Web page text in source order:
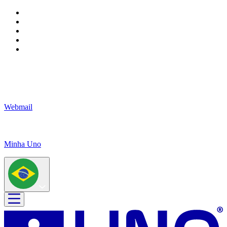
Webmail
Minha Uno